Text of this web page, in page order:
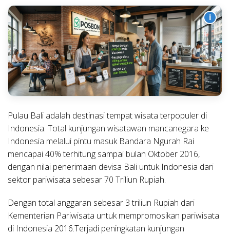
i
Pulau Bali adalah destinasi tempat wisata terpopuler di
Indonesia. Total kunjungan wisatawan mancanegara ke
Indonesia melalui pintu masuk Bandara Ngurah Rai
mencapai 40% terhitung sampai bulan Oktober 2016,
dengan nilai penerimaan devisa Bali untuk Indonesia dari
sektor pariwisata sebesar 70 Triliun Rupiah.
Dengan total anggaran sebesar 3 triliun Rupiah dari
Kementerian Pariwisata untuk mempromosikan pariwisata
di Indonesia 2016.Terjadi peningkatan kunjungan